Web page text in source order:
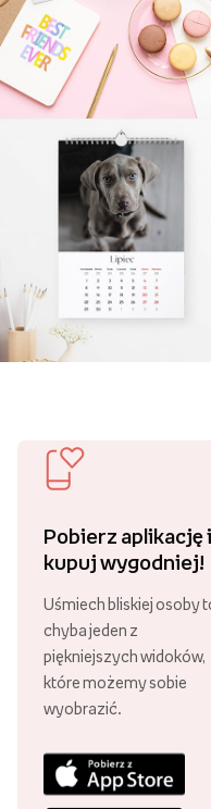
Pobierz aplikację i
Uśmiech bliskiej osoby to
chyba jeden z
piękniejszych widoków,
które możemy sobie